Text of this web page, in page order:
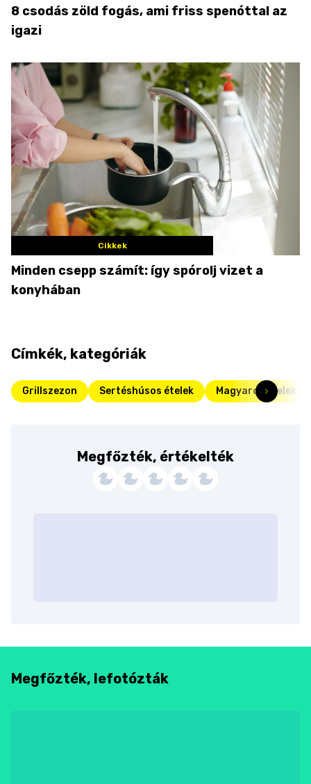
8 csodás zöld fogás, ami friss spenóttal az
igazi
Cikkek
Minden csepp számít: így spórolj vizet a
konyhában
Címkék, kategóriák
Grillszezon Sertéshúsos ételek Magyaros ételek
Megfőzték, értékelték
Megfőzték, lefotózták